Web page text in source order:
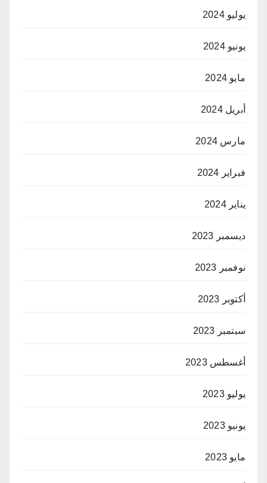
يوليو 2024
يونيو 2024
مايو 2024
أبريل 2024
مارس 2024
فبراير 2024
يناير 2024
ديسمبر 2023
نوفمبر 2023
أكتوبر 2023
سبتمبر 2023
أغسطس 2023
يوليو 2023
يونيو 2023
مايو 2023